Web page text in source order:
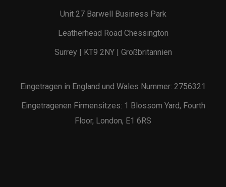
Unit 27 Barwell Business Park
Leatherhead Road Chessington
Surrey | KT9 2NY | Großbritannien
Eingetragen in England und Wales Nummer: 2756321
Eingetragenen Firmensitzes: 1 Blossom Yard, Fourth
Floor, London, E1 6RS